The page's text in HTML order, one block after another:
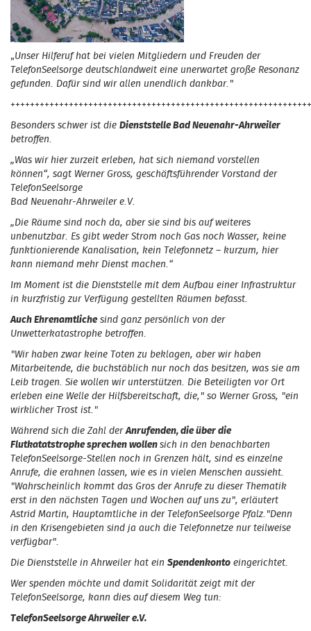
„Unser Hilferuf hat bei vielen Mitgliedern und Freuden der
TelefonSeelsorge deutschlandweit eine unerwartet große Resonanz
gefunden. Dafür sind wir allen unendlich dankbar."
++++++++++++++++++++++++++++++++++++++++++++++++++++++++++++++
Besonders schwer ist die Dienststelle Bad Neuenahr-Ahrweiler
betroffen.
„Was wir hier zurzeit erleben, hat sich niemand vorstellen
können“, sagt Werner Gross, geschäftsführender Vorstand der
TelefonSeelsorge
Bad Neuenahr-Ahrweiler e.V.
„Die Räume sind noch da, aber sie sind bis auf weiteres
unbenutzbar. Es gibt weder Strom noch Gas noch Wasser, keine
funktionierende Kanalisation, kein Telefonnetz – kurzum, hier
kann niemand mehr Dienst machen.“
Im Moment ist die Dienststelle mit dem Aufbau einer Infrastruktur
in kurzfristig zur Verfügung gestellten Räumen befasst.
Auch Ehrenamtlichesind ganz persönlich von der
Unwetterkatastrophe betroffen.
"Wir haben zwar keine Toten zu beklagen, aber wir haben
Mitarbeitende, die buchstäblich nur noch das besitzen, was sie am
Leib tragen. Sie wollen wir unterstützen. Die Beteiligten vor Ort
erleben eine Welle der Hilfsbereitschaft, die," so Werner Gross, "ein
wirklicher Trost ist."
Während sich die Zahl derAnrufenden, die über die
Flutkatatstrophe sprechen wollen sich in den benachbarten
TelefonSeelsorge-Stellen noch in Grenzen hält, sind es einzelne
Anrufe, die erahnen lassen, wie es in vielen Menschen aussieht.
"Wahrscheinlich kommt das Gros der Anrufe zu dieser Thematik
erst in den nächsten Tagen und Wochen auf uns zu", erläutert
Astrid Martin, Hauptamtliche in der TelefonSeelsorge Pfalz."Denn
in den Krisengebieten sind ja auch die Telefonnetze nur teilweise
verfügbar".
Die Dienststelle in Ahrweiler hat ein Spendenkonto eingerichtet.
Wer spenden möchte und damit Solidarität zeigt mit der
TelefonSeelsorge, kann dies auf diesem Weg tun:
TelefonSeelsorge Ahrweiler e.V.